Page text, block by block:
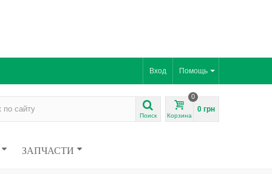
Помощь
Вход
Поиск Корзина
0
0 грн
ЗАПЧАСТИ